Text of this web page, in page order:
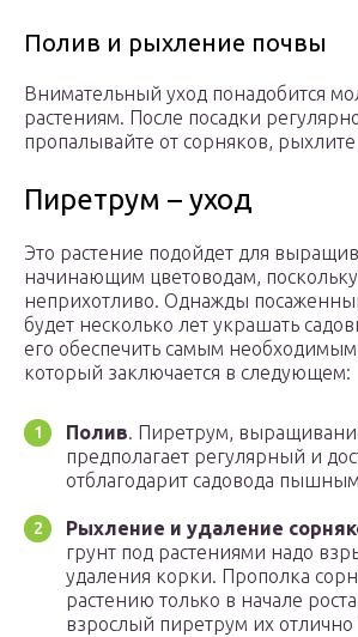
Полив и рыхление почвы
Внимательный уход понадобится
растениям. После посадки
пропалывайте от сорняков, рыхлите
Пиретрум – уход
Это растение подойдет для
начинающим цветоводам,
неприхотливо. Однажды
будет несколько лет украшать
его обеспечить самым
который заключается в следующем:
Полив. Пиретрум,
предполагает регулярный и
отблагодарит садовода
Рыхление и удаление
грунт под растениями надо
удаления корки. Прополка
растению только в начале
взрослый пиретрум их отлично